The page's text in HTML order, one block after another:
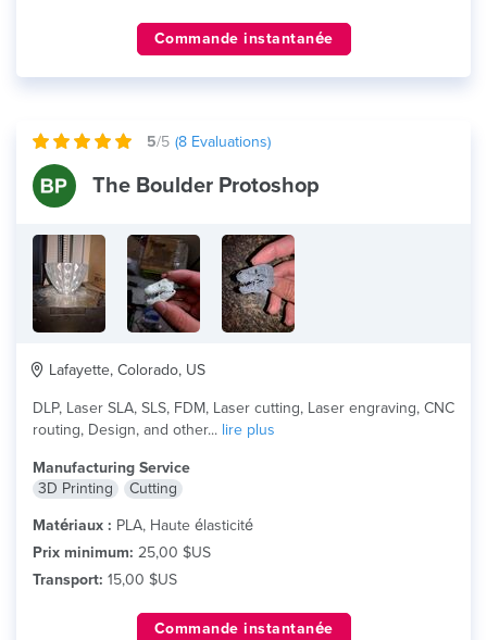
Commande instantanée
5/5 (8 Evaluations)
The Boulder Protoshop
Lafayette, Colorado, US
DLP, Laser SLA, SLS, FDM, Laser cutting, Laser engraving, CNC
routing, Design, and other... lire plus
Manufacturing Service
3D Printing
Cutting
Matériaux : PLA, Haute élasticité
Prix minimum: 25,00 $US
Transport: 15,00 $US
Commande instantanée